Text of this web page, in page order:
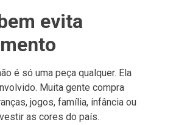
evita
é só uma peça qualquer. Ela
Muita gente compra
jogos, família, infância ou
as cores do país.